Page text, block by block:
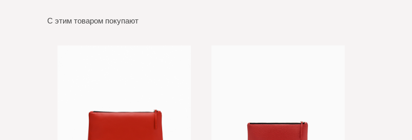
С этим товаром покупают